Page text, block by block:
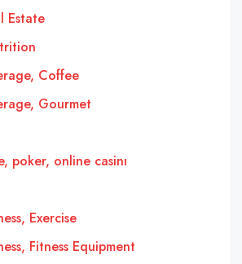
Estate
Coffee
Gourmet
poker, online casinı
Exercise
Fitness Equipment